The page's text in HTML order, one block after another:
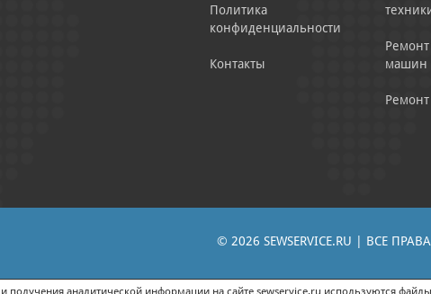
Политика
конфиденциальности
Контакты
машин
© 2026 SEWSERVICE.RU | ВСЕ
| СОГЛАСИЕ НА ПОЛУЧЕНИЕ РЕКЛАМНО-ИНФОРМАЦИОННЫХ МАТЕРИАЛОВ
получения аналитической информации на сайте sewservice.ru используются